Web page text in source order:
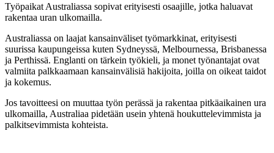
Työpaikat Australiassa sopivat erityisesti osaajille, jotka haluavat
rakentaa uran ulkomailla.
Australiassa on laajat kansainväliset työmarkkinat, erityisesti
suurissa kaupungeissa kuten Sydneyssä, Melbournessa, Brisbanessa
ja Perthissä. Englanti on tärkein työkieli, ja monet työnantajat ovat
valmiita palkkaamaan kansainvälisiä hakijoita, joilla on oikeat taidot
ja kokemus.
Jos tavoitteesi on muuttaa työn perässä ja rakentaa pitkäaikainen ura
ulkomailla, Australiaa pidetään usein yhtenä houkuttelevimmista ja
palkitsevimmista kohteista.